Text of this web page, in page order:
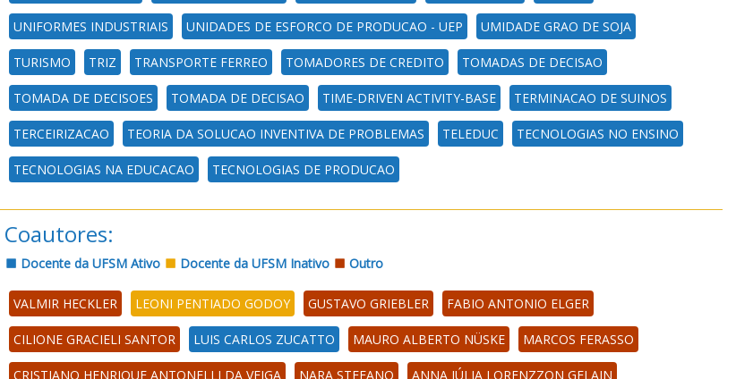
UNIFORMES INDUSTRIAIS UNIDADES DE ESFORCO DE PRODUCAO - UEP UMIDADE GRAO DE SOJA
TURISMO TRIZ TRANSPORTE FERREO TOMADORES DE CREDITO TOMADAS DE DECISAO
TOMADA DE DECISOES TOMADA DE DECISAO TIME-DRIVEN ACTIVITY-BASE TERMINACAO DE SUINOS
TERCEIRIZACAO TEORIA DA SOLUCAO INVENTIVA DE PROBLEMAS TELEDUC TECNOLOGIAS NO ENSINO
TECNOLOGIAS NA EDUCACAO TECNOLOGIAS DE PRODUCAO
Coautores:
Docente da UFSM Ativo Docente da UFSM Inativo Outro
VALMIR HECKLER LEONI PENTIADO GODOY GUSTAVO GRIEBLER FABIO ANTONIO ELGER
CILIONE GRACIELI SANTOR LUIS CARLOS ZUCATTO MAURO ALBERTO NÜSKE MARCOS FERASSO
CRISTIANO HENRIQUE ANTONELLI DA VEIGA NARA STEFANO ANNA JÚLIA LORENZZON GELAIN